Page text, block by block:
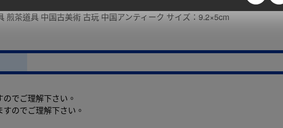
煎茶道具 中国古美術 古玩 中国アンティーク サイズ：9.2×5cm
でご理解下さい。
のでご理解下さい。